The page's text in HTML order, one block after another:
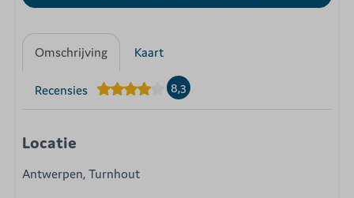
Omschrijving Kaart
Recensies 8,3
Locatie
Antwerpen, Turnhout